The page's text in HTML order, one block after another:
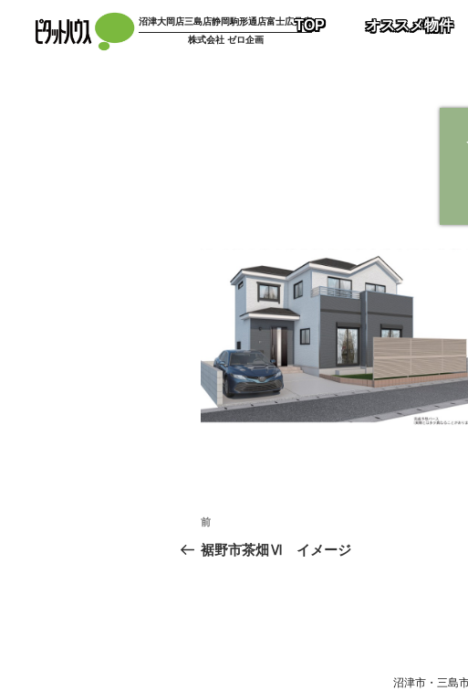
沼津大岡店三島店静岡駒形通店富士広見店
株式会社 ゼロ企画
TOP オススメ物件
投
稿
過
去
前
裾野市茶畑Ⅵ イメージ
沼津市・三島